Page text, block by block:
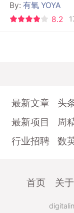
By:有氧 YOYA
8.2
最新文章 头
最新项目
周
行业招聘
数
首页 关